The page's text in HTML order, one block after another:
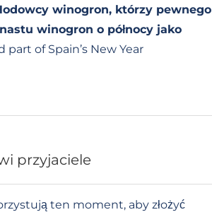
winogron, którzy pewnego
winogron o północy jako
of Spain’s New Year
przyjaciele
ten moment, aby złożyć